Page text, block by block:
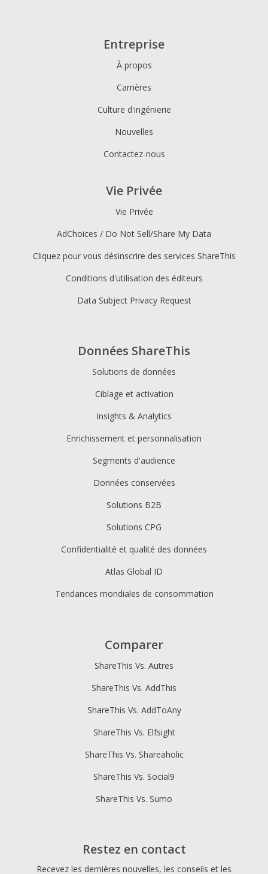
Données ShareThis
Solutions de données
Ciblage et activation
Insights & Analytics
Enrichissement et personnalisation
Segments d'audience
Données conservées
Solutions B2B
Solutions CPG
Confidentialité et qualité des données
Atlas Global ID
Tendances mondiales de consommation
Entreprise
À propos
Carrières
Culture d'ingénierie
Nouvelles
Contactez-nous
Vie Privée
Vie Privée
AdChoices / Do Not Sell/Share My Data
Cliquez pour vous désinscrire des services ShareThis
Conditions d'utilisation des éditeurs
Data Subject Privacy Request
Comparer
ShareThis Vs. Autres
ShareThis Vs. AddThis
ShareThis Vs. AddToAny
ShareThis Vs. Elfsight
ShareThis Vs. Shareaholic
ShareThis Vs. Social9
ShareThis Vs. Sumo
Restez en contact
Recevez les dernières nouvelles, les conseils et les